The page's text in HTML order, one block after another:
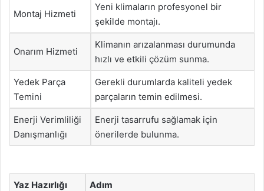
Montaj Hizmeti
Yeni klimaların profesyonel bir
şekilde montajı.
Onarım Hizmeti
Klimanın arızalanması durumunda
hızlı ve etkili çözüm sunma.
Yedek Parça
Temini
Gerekli durumlarda kaliteli yedek
parçaların temin edilmesi.
Enerji Verimliliği
Danışmanlığı
Enerji tasarrufu sağlamak için
önerilerde bulunma.
Yaz Hazırlığı Adım